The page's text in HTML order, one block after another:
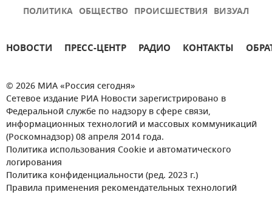
ПОЛИТИКА ОБЩЕСТВО ПРОИСШЕСТВИЯ ВИЗУАЛ
НОВОСТИ ПРЕСС-ЦЕНТР РАДИО КОНТАКТЫ
© 2026 МИА «Россия сегодня»
Сетевое издание РИА Новости зарегистрировано в
Федеральной службе по надзору в сфере связи,
информационных технологий и массовых коммуникаций
(Роскомнадзор) 08 апреля 2014 года.
Политика использования Cookie и автоматического
логирования
Политика конфиденциальности (ред. 2023 г.)
Правила применения рекомендательных технологий